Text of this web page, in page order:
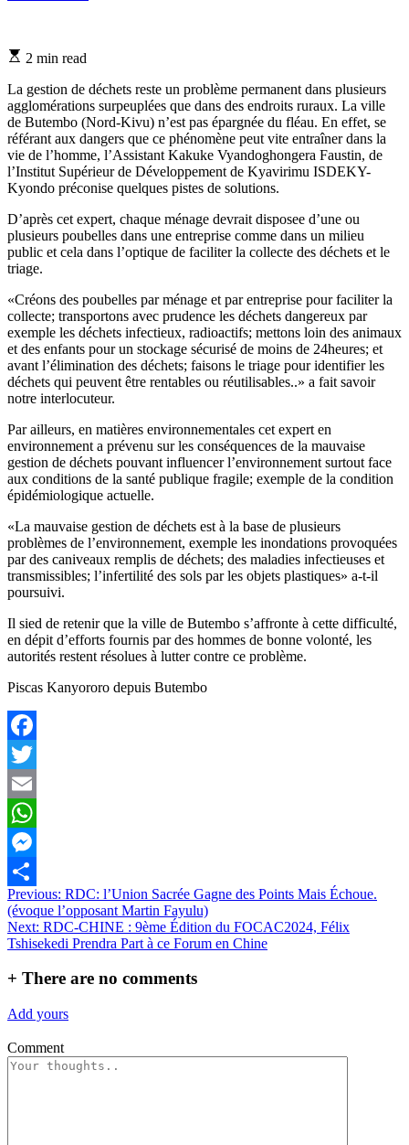
Estimated
time
2 min read
La gestion de déchets reste un problème permanent dans plusieurs
agglomérations surpeuplées que dans des endroits ruraux. La ville
de Butembo (Nord-Kivu) n’est pas épargnée du fléau. En effet, se
référant aux dangers que ce phénomène peut vite entraîner dans la
vie de l’homme, l’Assistant Kakuke Vyandoghongera Faustin, de
l’Institut Supérieur de Développement de Kyavirimu ISDEKY-
Kyondo préconise quelques pistes de solutions.
D’après cet expert, chaque ménage devrait disposee d’une ou
plusieurs poubelles dans une entreprise comme dans un milieu
public et cela dans l’optique de faciliter la collecte des déchets et le
triage.
«Créons des poubelles par ménage et par entreprise pour faciliter la
collecte; transportons avec prudence les déchets dangereux par
exemple les déchets infectieux, radioactifs; mettons loin des animaux
et des enfants pour un stockage sécurisé de moins de 24heures; et
avant l’élimination des déchets; faisons le triage pour identifier les
déchets qui peuvent être rentables ou réutilisables..» a fait savoir
notre interlocuteur.
Par ailleurs, en matières environnementales cet expert en
environnement a prévenu sur les conséquences de la mauvaise
gestion de déchets pouvant influencer l’environnement surtout face
aux conditions de la santé publique fragile; exemple de la condition
épidémiologique actuelle.
«La mauvaise gestion de déchets est à la base de plusieurs
problèmes de l’environnement, exemple les inondations provoquées
par des caniveaux remplis de déchets; des maladies infectieuses et
transmissibles; l’infertilité des sols par les objets plastiques» a-t-il
poursuivi.
Il sied de retenir que la ville de Butembo s’affronte à cette difficulté,
en dépit d’efforts fournis par des hommes de bonne volonté, les
autorités restent résolues à lutter contre ce problème.
Piscas Kanyororo depuis Butembo
Facebook
Twitter
Email
WhatsApp
Messenger
Partager
Navigation
de
l’article
Previous: RDC: l’Union Sacrée Gagne des Points Mais Échoue.
(évoque l’opposant Martin Fayulu)
Next: RDC-CHINE : 9ème Édition du FOCAC2024, Félix
Tshisekedi Prendra Part à ce Forum en Chine
+ There are no comments
Add yours
Comment